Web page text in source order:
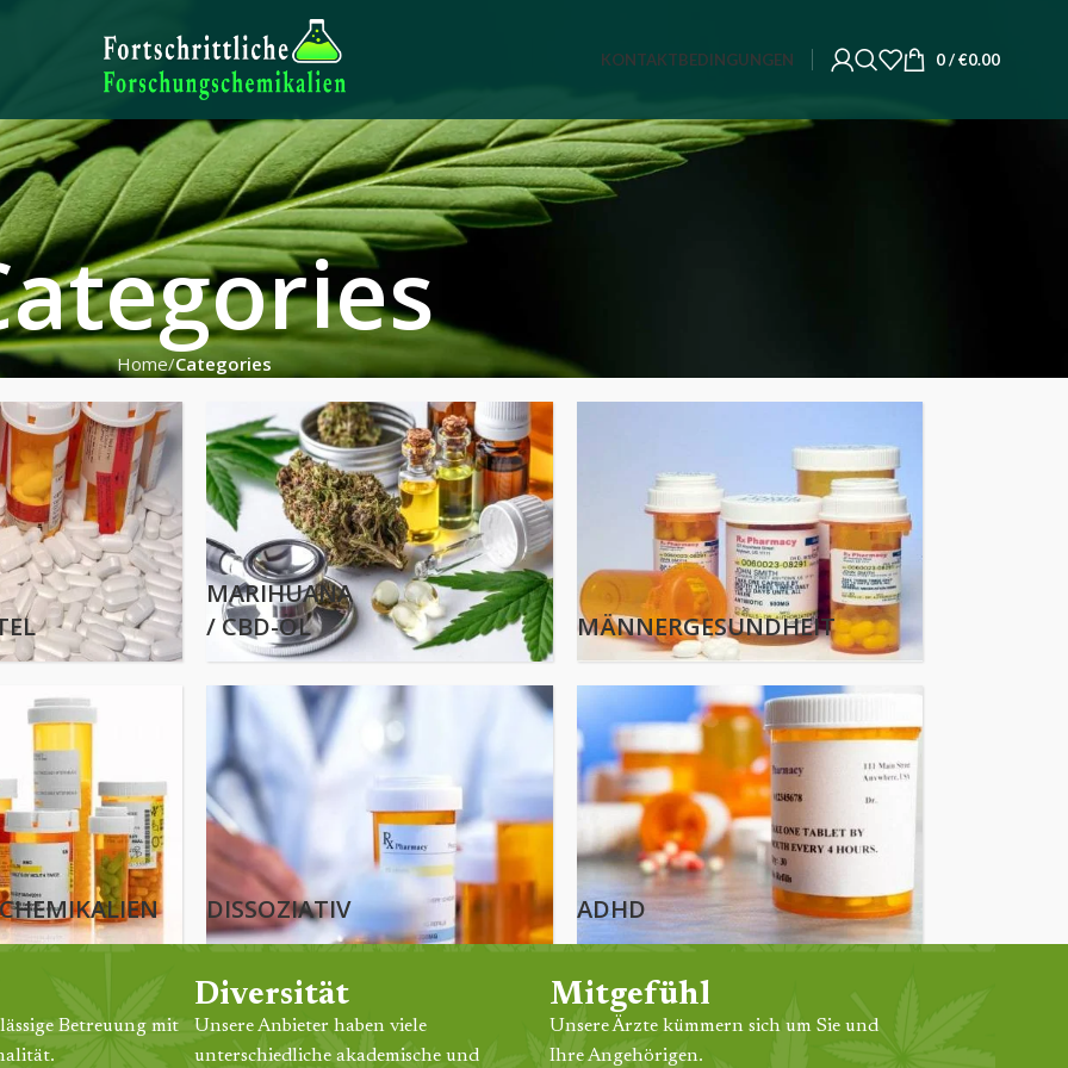
KONTAKTBEDINGUNGEN 0/ €0.00
Home Categories
MARIHUANA
/ CBD-ÖL
MÄNNERGESUNDHEIT
DISSOZIATIV ADHD
Betreuung mit
Diversität
Unsere Anbieter haben viele
unterschiedliche akademische und
Mitgefühl
Unsere Ärzte kümmern sich um Sie und
Ihre Angehörigen.